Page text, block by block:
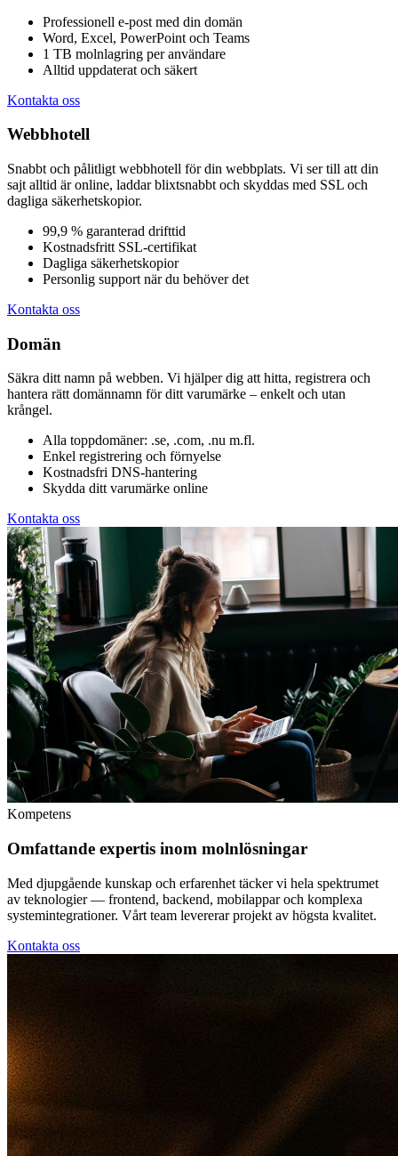
Professionell e-post med din domän
Word, Excel, PowerPoint och Teams
1 TB molnlagring per användare
Alltid uppdaterat och säkert
Kontakta oss
Webbhotell
Snabbt och pålitligt webbhotell för din webbplats. Vi ser till att din
sajt alltid är online, laddar blixtsnabbt och skyddas med SSL och
dagliga säkerhetskopior.
99,9 % garanterad drifttid
Kostnadsfritt SSL-certifikat
Dagliga säkerhetskopior
Personlig support när du behöver det
Kontakta oss
Domän
Säkra ditt namn på webben. Vi hjälper dig att hitta, registrera och
hantera rätt domännamn för ditt varumärke – enkelt och utan
krångel.
Alla toppdomäner: .se, .com, .nu m.fl.
Enkel registrering och förnyelse
Kostnadsfri DNS-hantering
Skydda ditt varumärke online
Kontakta oss
Kompetens
Omfattande expertis inom molnlösningar
Med djupgående kunskap och erfarenhet täcker vi hela spektrumet
av teknologier — frontend, backend, mobilappar och komplexa
systemintegrationer. Vårt team levererar projekt av högsta kvalitet.
Kontakta oss